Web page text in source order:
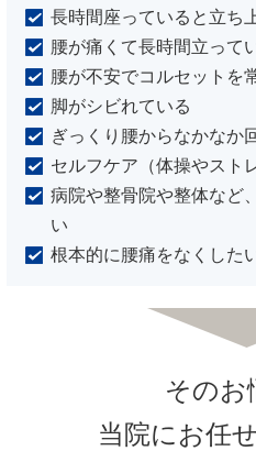
長時間座っていると立ち
腰が痛くて長時間立って
腰が不安でコルセットを
脚がシビれている
ぎっくり腰からなかなか
セルフケア（体操やスト
病院や整骨院や整体など
い
根本的に腰痛をなくした
そのお
当院にお任